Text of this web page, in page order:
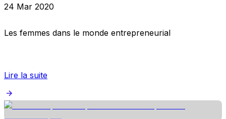
24 Mar 2020
Les femmes dans le monde entrepreneurial
Lire la suite